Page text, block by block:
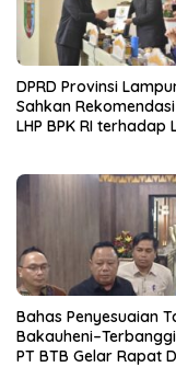
DPRD Provinsi
Sahkan
LHP BPK RI terhadap
2025
Bahas Penyesuaian
PT BTB Gelar Rapat